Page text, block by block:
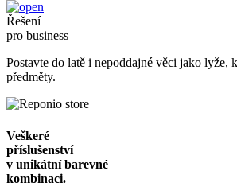
Řešení
pro business
Postavte do latě i nepoddajné věci jako lyže,
předměty.
Veškeré
příslušenství
v unikátní barevné
kombinaci.